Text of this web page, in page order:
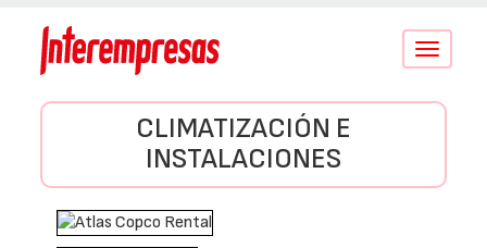
Conmutar
CLIMATIZACIÓN E
INSTALACIONES